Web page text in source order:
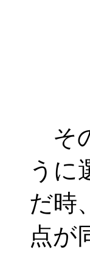
そ
うに
だ時
点が